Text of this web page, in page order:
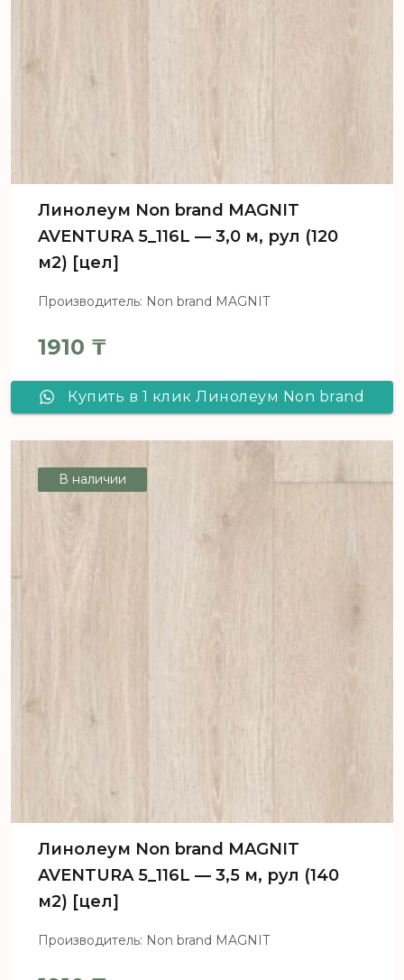
Линолеум Non brand MAGNIT
AVENTURA 5_116L — 3,0 м, рул (120
м2) [цел]
Производитель: Non brand MAGNIT
1910 ₸
Купить в 1 клик Линолеум Non brand
(120 м2) [цел]
В наличии
Линолеум Non brand MAGNIT
AVENTURA 5_116L — 3,5 м, рул (140
м2) [цел]
Производитель: Non brand MAGNIT